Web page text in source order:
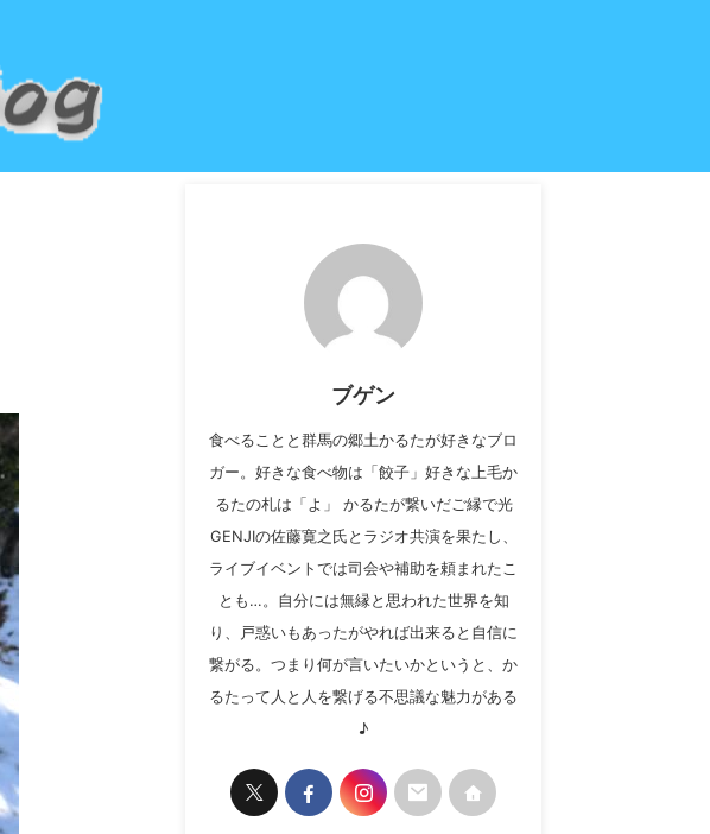
ブゲン
食べることと群馬の郷土かるたが好きなブロ
ガー。好きな食べ物は「餃子」好きな上毛か
るたの札は「よ」 かるたが繋いだご縁で光
GENJIの佐藤寛之氏とラジオ共演を果たし、
ライブイベントでは司会や補助を頼まれたこ
とも…。自分には無縁と思われた世界を知
り、戸惑いもあったがやれば出来ると自信に
繋がる。つまり何が言いたいかというと、か
るたって人と人を繋げる不思議な魅力がある
♪